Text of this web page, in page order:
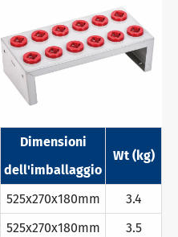
Dimensioni
dell'imballaggio
Wt (kg)
525x270x180mm
3.4
525x270x180mm
3.5